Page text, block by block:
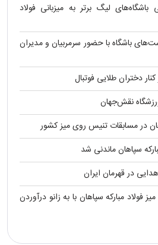
لیگ برتر به میزبانی فولاد
باشگاه با حضور سرمربیان و مدیران
دختران طلایی فوتبال
نقش‌جهان
در مسابقات تنیس روی میز کشور
سپاهان ماندنی شد
در قهرمان ایران
فولاد مبارکه سپاهان با به زانو درآوردن